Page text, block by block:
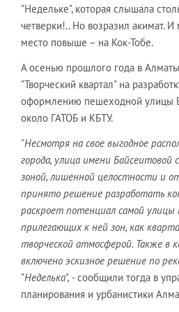
"Недельке", которая слышала
четверки!.. Но возразил акимат.
место повыше – на Кок-Тобе.
А осенью прошлого года в
"Творческий квартал" на
оформлению пешеходной улицы
около ГАТОБ и КБТУ.
"Несмотря на свое выгодное
города, улица имени
зоной, лишенной целостности и
принято решение разработать
раскроет потенциал самой
прилегающих к ней зон, как
творческой атмосферой. Также в
включено эскизное решение по
"Неделька", - сообщили тогда в
планирования и урбанистики